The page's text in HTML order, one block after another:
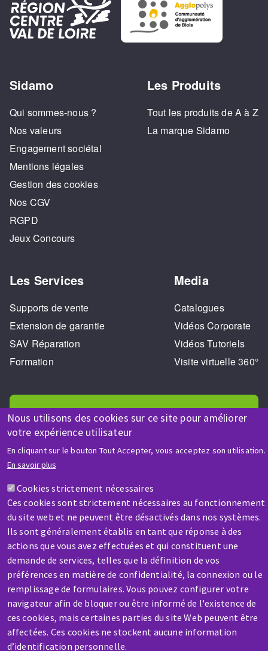
Nous utilisons des cookies sur ce site pour améliorer
votre expérience utilisateur
En cliquant sur le bouton Tout Accepter, vous acceptez son utilisation.
En savoir plus
Cookies strictement nécessaires
Ces cookies sont strictement nécessaires au fonctionnement
du site web et ne peuvent être désactivés dans nos systèmes.
Ils sont généralement établis en tant que réponse à des
actions que vous avez effectuées et qui constituent une
demande de services, telles que la définition de vos
préférences en matière de confidentialité, la connexion ou le
remplissage de formulaires. Vous pouvez configurer votre
navigateur afin de bloquer ou être informé de l'existence de
ces cookies, mais certaines parties du site Web peuvent être
affectées. Ces cookies ne stockent aucune information
d’identification personnelle.
Sidamo
Qui sommes-nous ?
Nos valeurs
Engagement sociétal
Mentions légales
Gestion des cookies
Nos CGV
RGPD
Jeux Concours
Les Produits
Tout les produits de A à Z
La marque Sidamo
Les Services
Supports de vente
Extension de garantie
SAV Réparation
Formation
Media
Catalogues
Vidéos Corporate
Vidéos Tutoriels
Visite virtuelle 360°
AIDE & CONTACT
Une question ? Un renseignement ?
Contactez-nous
SAV / RÉPARATION
Une machine cassée ? En panne ?